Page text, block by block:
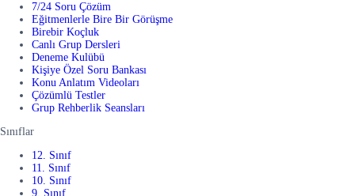
7/24 Soru Çözüm
Eğitmenlerle Bire Bir Görüşme
Birebir Koçluk
Canlı Grup Dersleri
Deneme Kulübü
Kişiye Özel Soru Bankası
Konu Anlatım Videoları
Çözümlü Testler
Grup Rehberlik Seansları
Sınıflar
12. Sınıf
11. Sınıf
10. Sınıf
9. Sınıf